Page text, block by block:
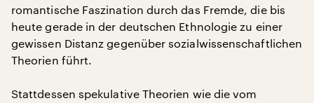
romantische Faszination durch das Fremde, die bis
heute gerade in der deutschen Ethnologie zu einer
gewissen Distanz gegenüber sozialwissenschaftlichen
Theorien führt.
Stattdessen spekulative Theorien wie die vom